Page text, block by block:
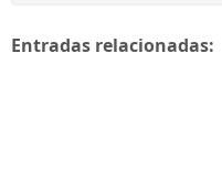
Entradas relacionadas: